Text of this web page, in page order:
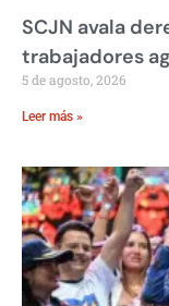
SCJN avala
trabajadores
5 de agosto, 2026
Leer más »